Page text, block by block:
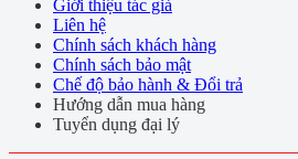
Giới thiệu tác giả
Liên hệ
Chính sách khách hàng
Chính sách bảo mật
Chế độ bảo hành & Đổi trả
Hướng dẫn mua hàng
Tuyển dụng đại lý